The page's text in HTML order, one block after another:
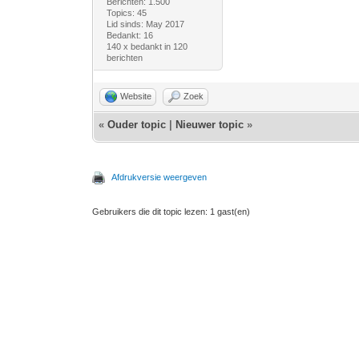
Topics: 45
Lid sinds: May 2017
Bedankt: 16
140 x bedankt in 120
berichten
Website Zoek
«Ouder topic Nieuwer topic »
Afdrukversie weergeven
Gebruikers die dit topic lezen: 1 gast(en)